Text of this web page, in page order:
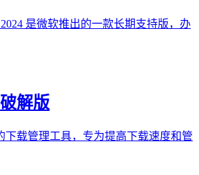
是微软推出的一款长期支持版，办
解版
下载管理工具，专为提高下载速度和管